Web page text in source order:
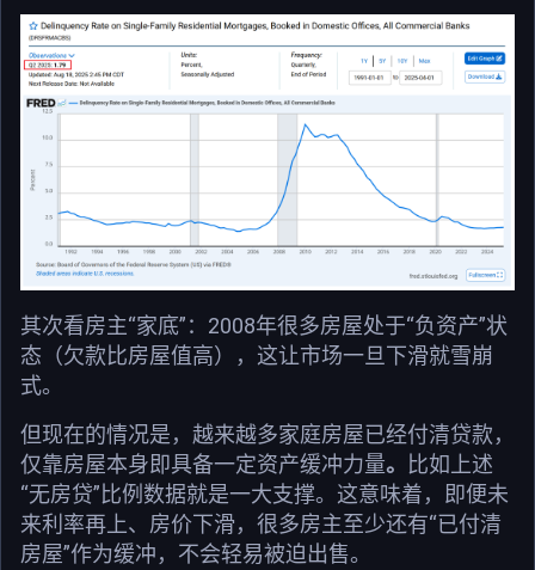
其次看房主“家底”：2008年很多房屋处于“负资产”状
态（欠款比房屋值高），这让市场一旦下滑就雪崩
式。
但现在的情况是，越来越多家庭房屋已经付清贷款，
仅靠房屋本身即具备一定资产缓冲力量。
比如上述
“无房贷”比例数据就是一大支撑。这意味着，即便未
来利率再上、房价下滑，很多房主至少还有“已付清
房屋”作为缓冲，不会轻易被迫出售。